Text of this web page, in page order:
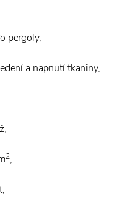
pergoly,
a napnutí tkaniny,
2,